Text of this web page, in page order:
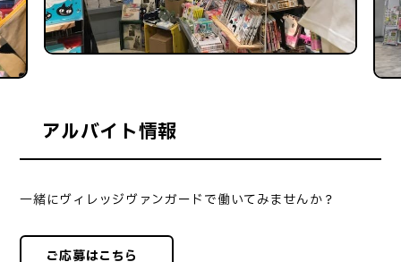
アルバイト情報
一緒にヴィレッジヴァンガードで働いてみませんか？
ご応募はこちら